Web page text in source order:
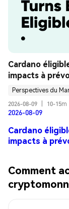
Cardano
impacts à
Perspectives du
2026-08-09
10-15m
2026-08-09
Cardano
impacts à
Comment